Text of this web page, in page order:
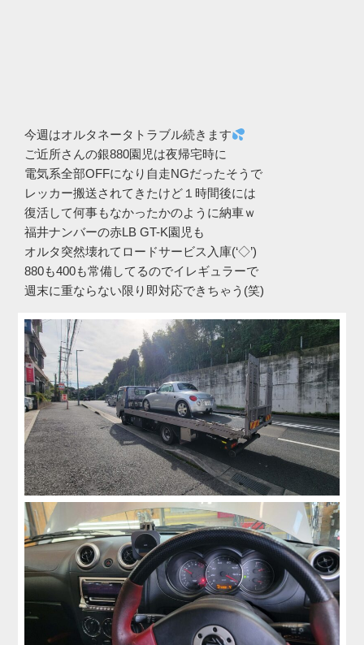
今週はオルタネータトラブル続きます
ご近所さんの銀880園児は夜帰宅時に
電気系全部OFFになり自走NGだったそうで
レッカー搬送されてきたけど１時間後には
復活して何事もなかったかのように納車ｗ
福井ナンバーの赤LB GT-K園児も
オルタ突然壊れてロードサービス入庫(‘◇’)ゞ
880も400も常備してるのでイレギュラーで
週末に重ならない限り即対応できちゃう(笑)